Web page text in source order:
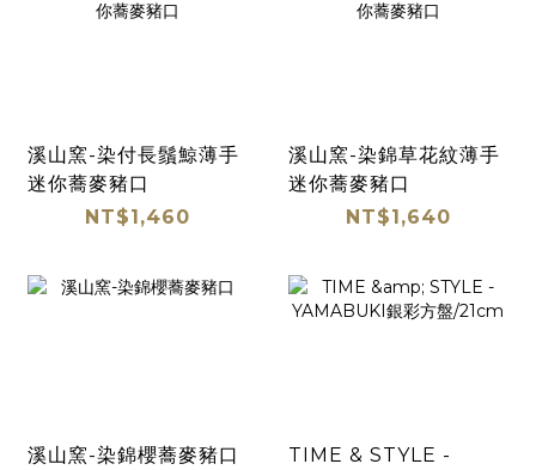
溪山窯-染付長鬚鯨薄手
迷你蕎麥豬口
NT$1,460
溪山窯-染錦草花紋薄手
迷你蕎麥豬口
NT$1,640
溪山窯-染錦櫻蕎麥豬口
TIME & STYLE -